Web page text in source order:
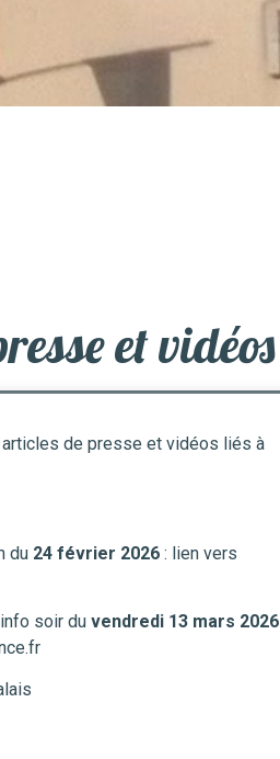
et vidéos
de presse et vidéos liés à
du 24 février 2026 : lien vers
soir du vendredi 13 mars 2026